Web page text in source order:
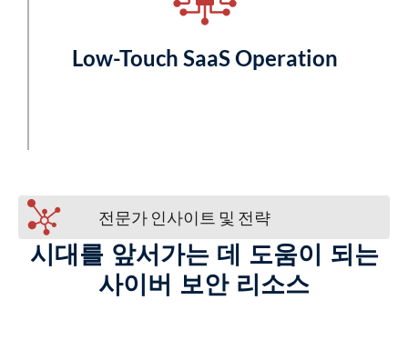
Low-Touch SaaS Operation
전문가 인사이트 및 전략
시대를 앞서가는 데 도움이 되는
사이버 보안 리소스